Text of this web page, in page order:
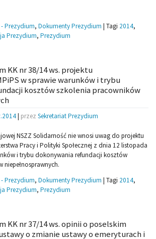
Prezydium, Dokumenty Prezydium | Tagi 2014,
Prezydium, Prezydium
KK nr 38/14 ws. projektu
w sprawie warunków i trybu
kosztów szkolenia pracowników
| przez Sekretariat Prezydium
NSZZ Solidarność nie wnosi uwag do projektu
Pracy i Polityki Społecznej z dnia 12 listopada
i trybu dokonywania refundacji kosztów
Prezydium, Dokumenty Prezydium | Tagi 2014,
Prezydium, Prezydium
KK nr 37/14 ws. opinii o poselskim
o zmianie ustawy o emeryturach i